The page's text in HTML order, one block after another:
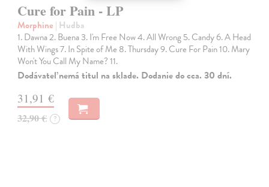
Cure for Pain - LP
Morphine | Hudba
1. Dawna 2. Buena 3. I'm Free Now 4. All Wrong 5. Candy 6. A Head
With Wings 7. In Spite of Me 8. Thursday 9. Cure For Pain 10. Mary
Won't You Call My Name? 11.
Dodávateľ nemá titul na sklade. Dodanie do cca. 30 dní.
31,91 €
32,90 € ?